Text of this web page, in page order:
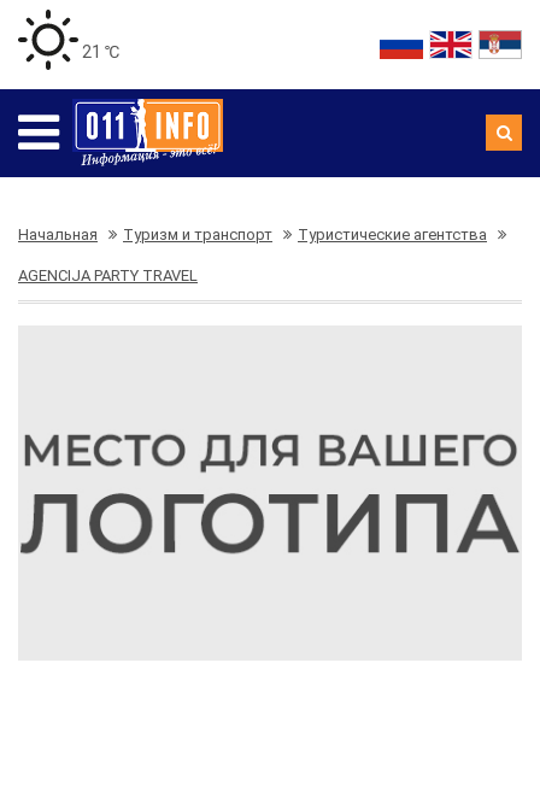
21 ℃
Начальная Туризм и транспорт Туристические агентства
AGENCIJA PARTY TRAVEL